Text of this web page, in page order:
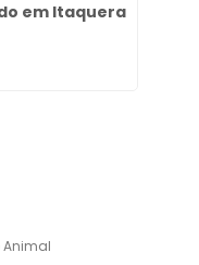
em Itaquera